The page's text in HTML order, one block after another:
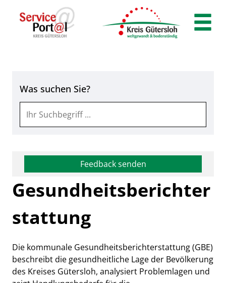
Zum Hauptinhalt springen
Zum Hauptinhalt
Was suchen Sie?
Feedback senden
Gesundheitsberichter
stattung
Kurzbeschreibung
Die kommunale Gesundheitsberichterstattung (GBE)
beschreibt die gesundheitliche Lage der Bevölkerung
des Kreises Gütersloh, analysiert Problemlagen und